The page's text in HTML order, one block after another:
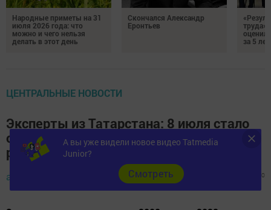
Народные приметы на 31
июля 2026 года: что
можно и чего нельзя
делать в этот день
Скончался Александр
Еронтьев
за 5 лет
ЦЕНТРАЛЬНЫЕ НОВОСТИ
Эксперты из Татарстана: 8 июля стало
одним из любимых праздников для
россиян всех религий
admin, 9 июля 2023 - 09:19 0
А вы уже видели новое видео Tatmedia
Junior?
Cмотреть